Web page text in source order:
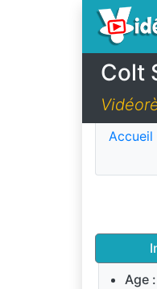
Colt
Accueil
Age :